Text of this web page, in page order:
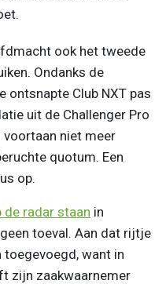
ook het tweede
Ondanks de
ontsnapte Club NXT pas
uit de Challenger Pro
voortaan niet meer
quotum. Een
op.
radar staan in
toeval. Aan dat rijtje
toegevoegd, want in
zijn zaakwaarnemer